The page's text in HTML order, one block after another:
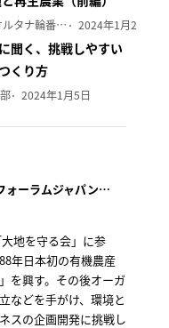
吉田 広子（オルタナ輪番編集長） 2024年1月29日
聞く、挑戦しやすい
くり方
2024年1月5日
徳江 倫明（オーガニックフォーラムジャパン会長）
地を守る会」に参
年日本初の有機農産
を興す。その後オーガ
などを手がけ、環境と
スの企画開発に挑戦し